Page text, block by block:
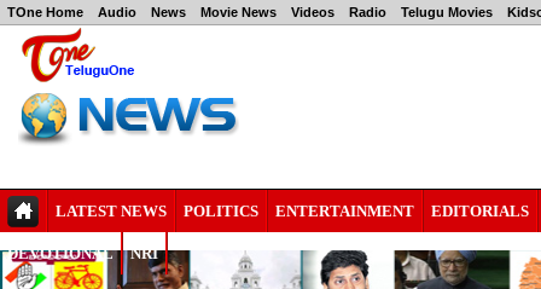
TOne Home Audio News Movie News Videos Radio Telugu Movies
LATEST NEWS POLITICS ENTERTAINMENT EDITORIALS
DEVOTIONAL NRI